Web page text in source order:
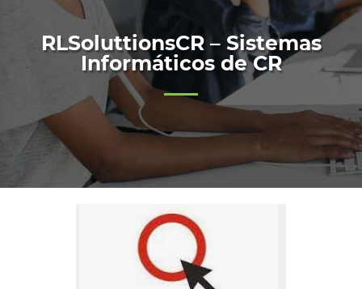
RLSoluttionsCR – Sistemas
Informáticos de CR